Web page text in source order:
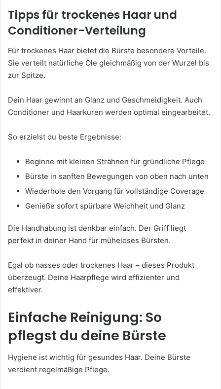
Tipps für trockenes Haar und
Conditioner-Verteilung
Für trockenes Haar bietet die Bürste besondere Vorteile.
Sie verteilt natürliche Öle gleichmäßig von der Wurzel bis
zur Spitze.
Dein Haar gewinnt an Glanz und Geschmeidigkeit. Auch
Conditioner und Haarkuren werden optimal eingearbeitet.
So erzielst du beste Ergebnisse:
Beginne mit kleinen Strähnen für gründliche Pflege
Bürste in sanften Bewegungen von oben nach unten
Wiederhole den Vorgang für vollständige Coverage
Genieße sofort spürbare Weichheit und Glanz
Die Handhabung ist denkbar einfach. Der Griff liegt
perfekt in deiner Hand für müheloses Bürsten.
Egal ob nasses oder trockenes Haar – dieses Produkt
überzeugt. Deine Haarpflege wird effizienter und
effektiver.
Einfache Reinigung: So
pflegst du deine Bürste
Hygiene ist wichtig für gesundes Haar. Deine Bürste
verdient regelmäßige Pflege.